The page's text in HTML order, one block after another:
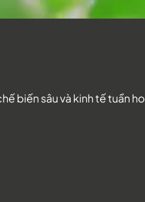
biến sâu và kinh tế tuần